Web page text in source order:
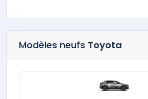
Modèles neufs Toyota